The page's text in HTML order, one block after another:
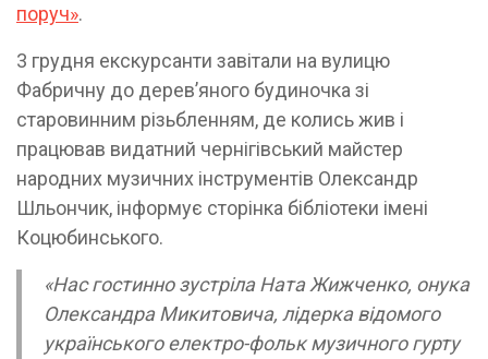
поруч».
3 грудня екскурсанти завітали на вулицю
Фабричну до дерев’яного будиночка зі
старовинним різьбленням, де колись жив і
працював видатний чернігівський майстер
народних музичних інструментів Олександр
Шльончик, інформує сторінка бібліотеки імені
Коцюбинського.
«Нас гостинно зустріла Ната Жижченко, онука
Олександра Микитовича, лідерка відомого
українського електро-фольк музичного гурту